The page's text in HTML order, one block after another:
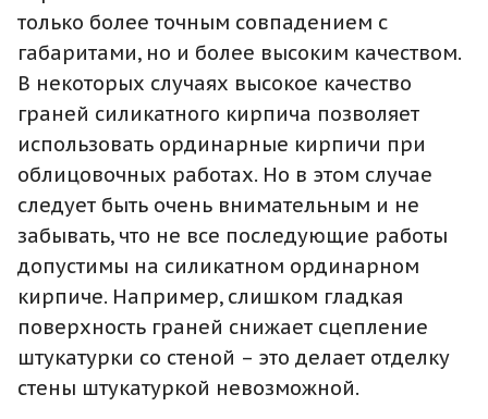
только более точным совпадением с
габаритами, но и более высоким качеством.
В некоторых случаях высокое качество
граней силикатного кирпича позволяет
использовать ординарные кирпичи при
облицовочных работах. Но в этом случае
следует быть очень внимательным и не
забывать, что не все последующие работы
допустимы на силикатном ординарном
кирпиче. Например, слишком гладкая
поверхность граней снижает сцепление
штукатурки со стеной – это делает отделку
стены штукатуркой невозможной.